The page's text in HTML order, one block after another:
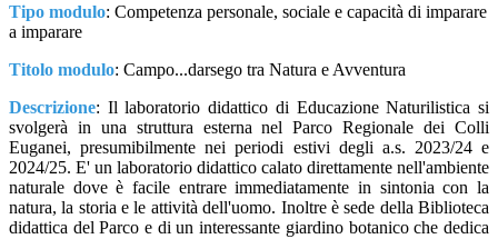
Tipo modulo: Competenza personale, sociale e capacità di imparare
a imparare
Titolo modulo: Campo...darsego tra Natura e Avventura
Descrizione: Il laboratorio didattico di Educazione Naturilistica si
svolgerà in una struttura esterna nel Parco Regionale dei Colli
Euganei, presumibilmente nei periodi estivi degli a.s. 2023/24 e
2024/25. E' un laboratorio didattico calato direttamente nell'ambiente
naturale dove è facile entrare immediatamente in sintonia con la
natura, la storia e le attività dell'uomo. Inoltre è sede della Biblioteca
didattica del Parco e di un interessante giardino botanico che dedica